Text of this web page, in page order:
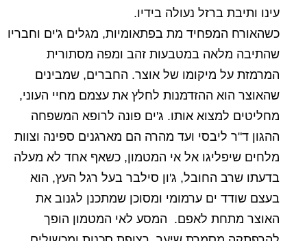
עינו ותיבת ברזל נעולה בידיו.
כשהאורח המפחיד מת בפתאומיות, מגלים ג'ים וחבריו
שהתיבה מלאה במטבעות זהב ומפה מסתורית
המרמזת על מיקומו של אוצר. החברים, שמבינים
שהאוצר הוא ההזדמנות לחלץ את עצמם מחיי העוני,
מחליטים למצוא אותו. ג'ים פונה לרופא המשפחה
ההגון ד"ר ליבסי ועד מהרה הם מארגנים ספינה וצוות
מלחים שיפליגו אל אי המטמון, כשאף אחד לא מעלה
בדעתו שרב החובל, ג'ון סילבר בעל רגל העץ, הוא
בעצם שודד ים ערמומי ומסוכן שמתכנן לגנוב את
האוצר מתחת לאפם. המסע לאי המטמון הופך